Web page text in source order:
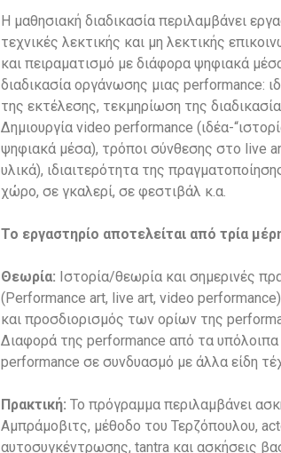
Η μαθησιακή διαδικασία περιλαμβάνει
τεχνικές λεκτικής και μη λεκτικής
και πειραματισμό με διάφορα ψηφιακά
διαδικασία οργάνωσης μιας performance:
της εκτέλεσης, τεκμηρίωση της
Δημιουργία video performance (ιδέα-
ψηφιακά μέσα), τρόποι σύνθεσης στο live
υλικά), ιδιαιτερότητα της
χώρο, σε γκαλερί, σε φεστιβάλ κ.α.
Το εργαστηρίο αποτελείται από τρία
Θεωρία: Ιστορία/θεωρία και σημερινές
(Performance art, live art, video
και προσδιορισμός των ορίων της
Διαφορά της performance από τα υπόλοιπα
performance σε συνδυασμό με άλλα είδη
Πρακτική: Το πρόγραμμα περιλαμβάνει
Αμπράμοβιτς, μέθοδο του Τερζόπουλου,
αυτοσυγκέντρωσης, tantra και ασκήσεις